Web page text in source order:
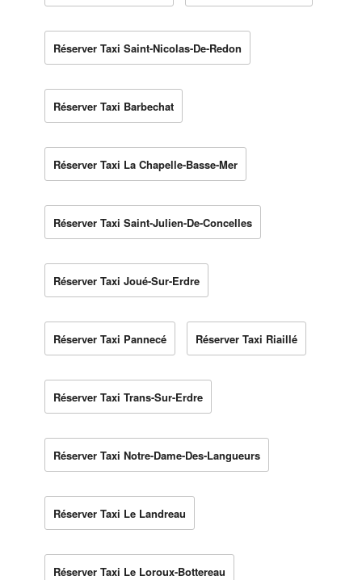
Réserver Taxi Saint-Nicolas-De-Redon
Réserver Taxi Barbechat
Réserver Taxi La Chapelle-Basse-Mer
Réserver Taxi Saint-Julien-De-Concelles
Réserver Taxi Joué-Sur-Erdre
Réserver Taxi Pannecé Réserver Taxi Riaillé
Réserver Taxi Trans-Sur-Erdre
Réserver Taxi Notre-Dame-Des-Langueurs
Réserver Taxi Le Landreau
Réserver Taxi Le Loroux-Bottereau